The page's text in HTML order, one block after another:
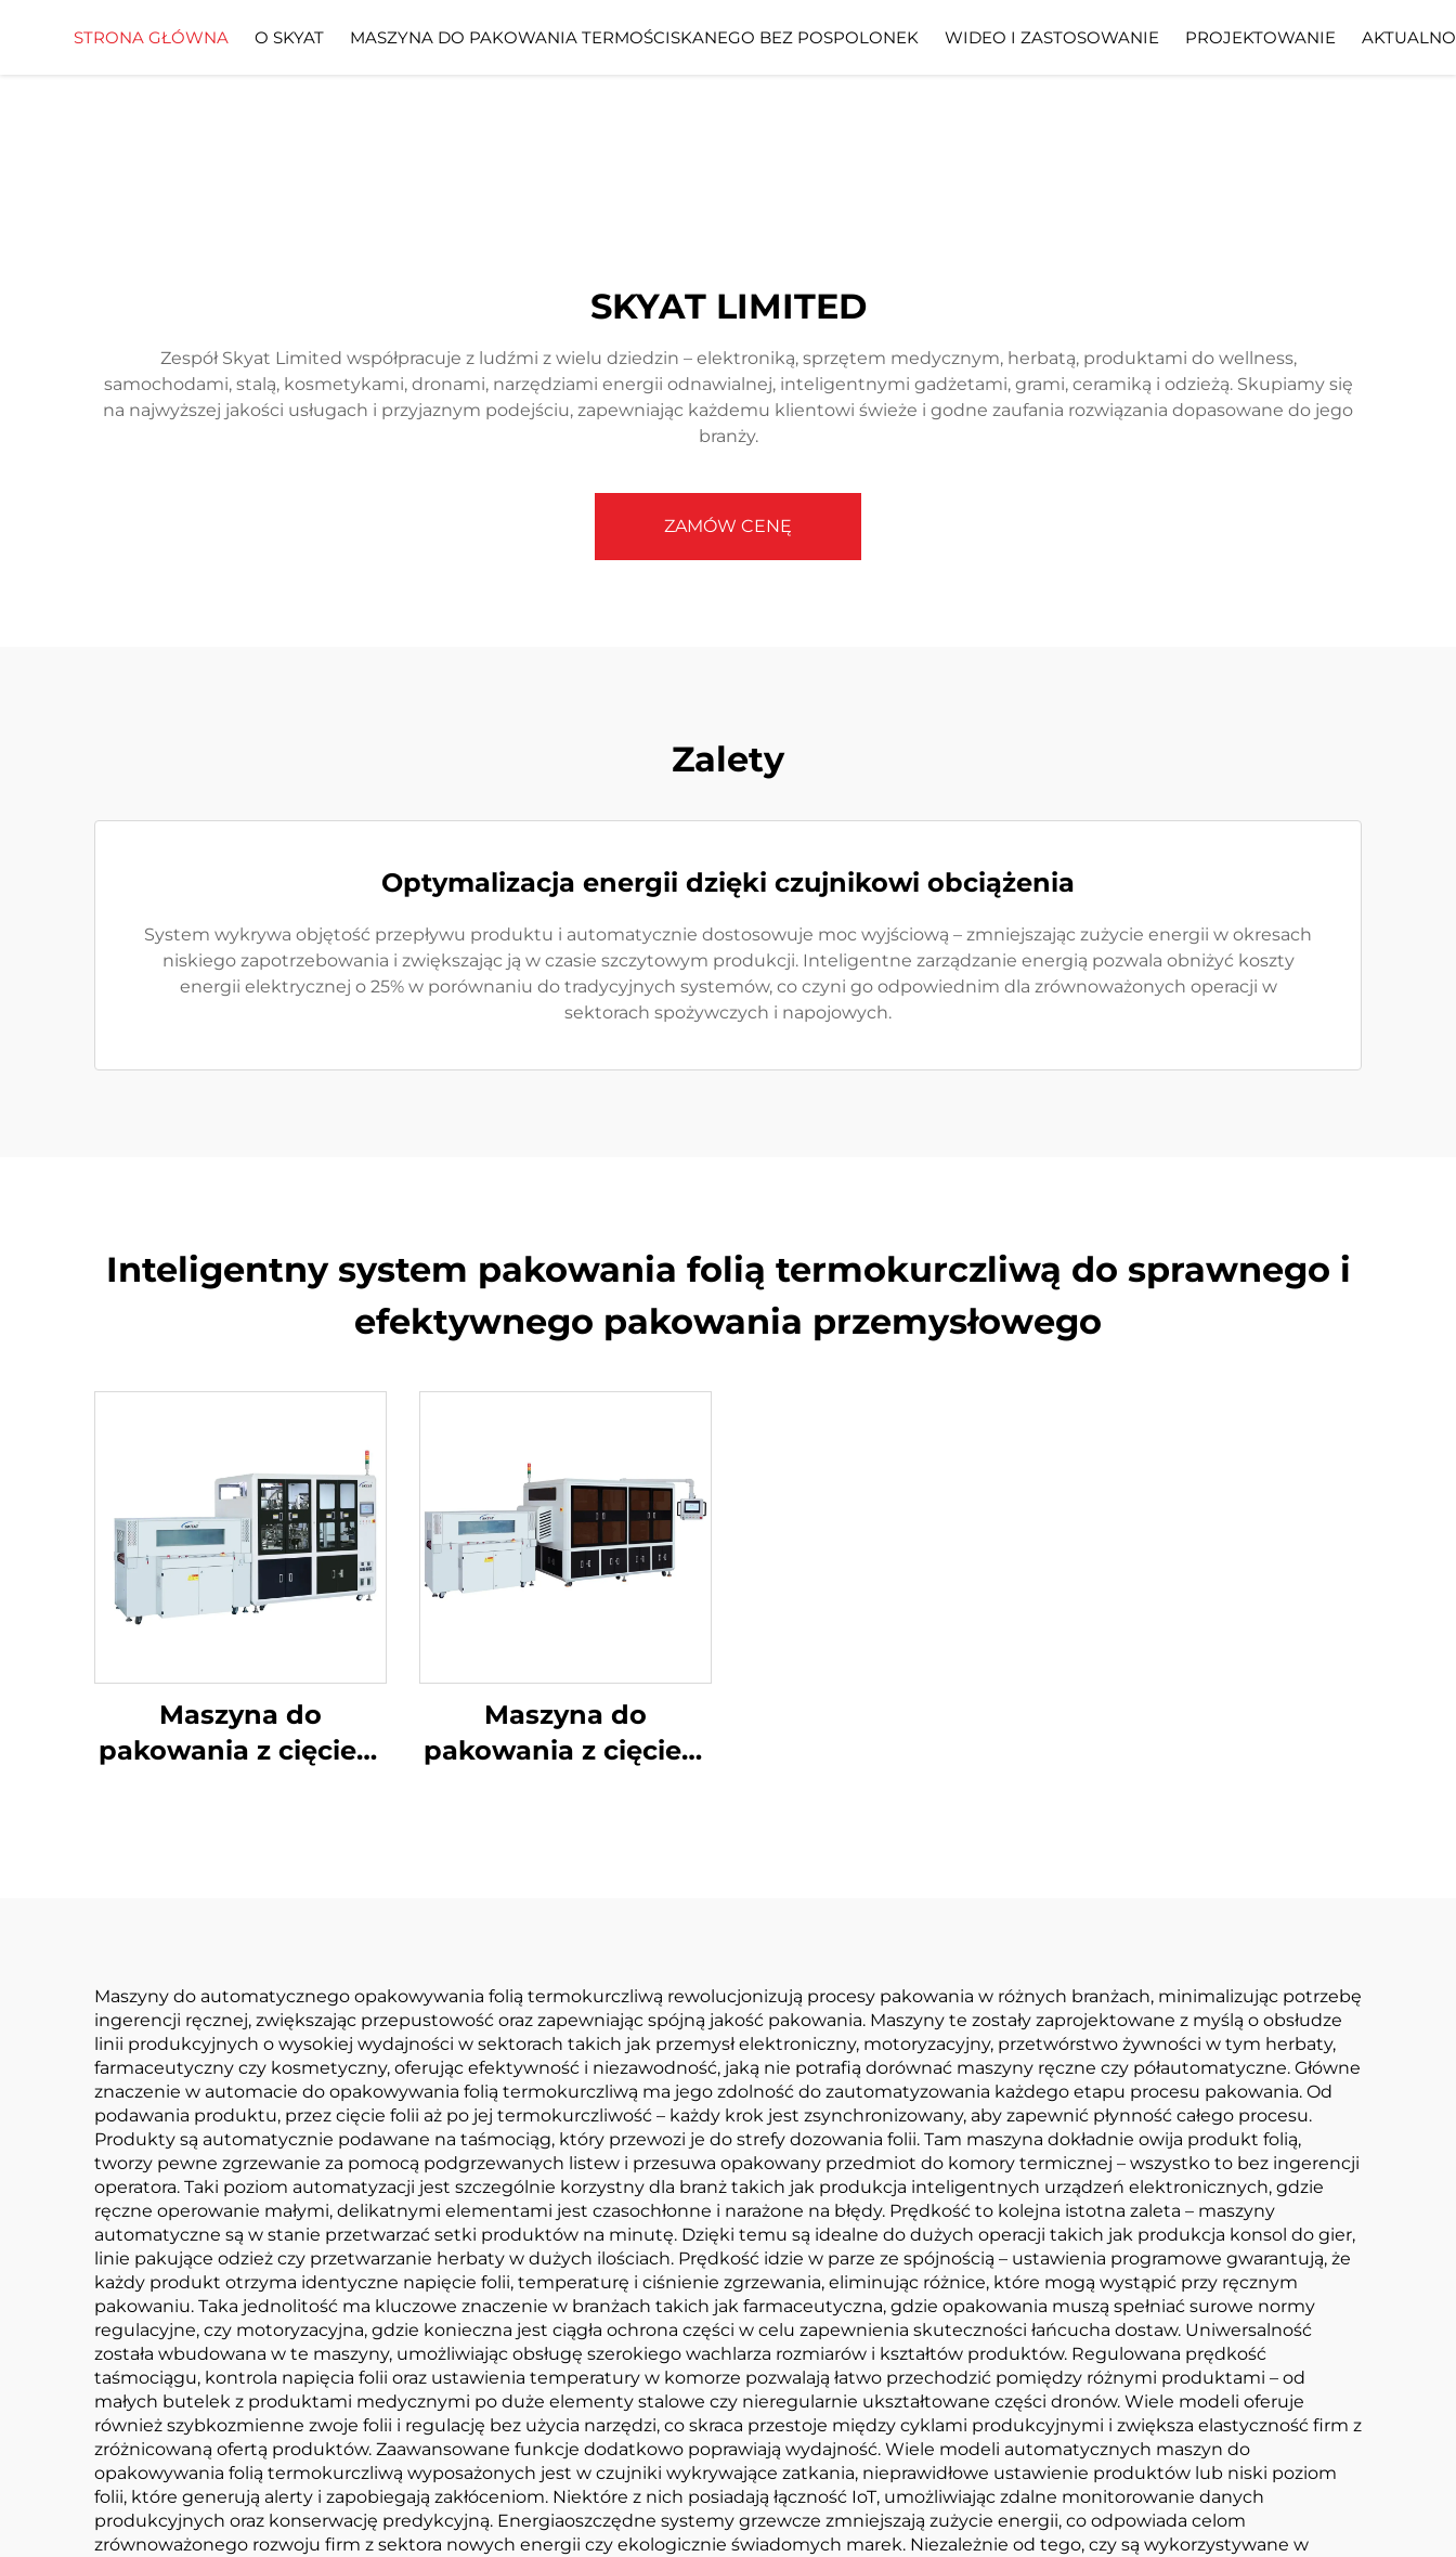
STRONA GŁÓWNA O SKYAT MASZYNA DO PAKOWANIA TERMOŚCISKANEGO BEZ POSPOLONEK WIDEO I ZASTOSOWANIE PROJEKTOWANIE
SKYAT LIMITED
Zespół Skyat Limited współpracuje z ludźmi z wielu dziedzin – elektroniką, sprzętem medycznym, herbatą, produktami do wellness,
samochodami, stalą, kosmetykami, dronami, narzędziami energii odnawialnej, inteligentnymi gadżetami, grami, ceramiką i odzieżą. Skupiamy się
na najwyższej jakości usługach i przyjaznym podejściu, zapewniając każdemu klientowi świeże i godne zaufania rozwiązania dopasowane do jego
branży.
ZAMÓW CENĘ
Zalety
Optymalizacja energii dzięki czujnikowi obciążenia
System wykrywa objętość przepływu produktu i automatycznie dostosowuje moc wyjściową – zmniejszając zużycie energii w okresach
niskiego zapotrzebowania i zwiększając ją w czasie szczytowym produkcji. Inteligentne zarządzanie energią pozwala obniżyć koszty
energii elektrycznej o 25% w porównaniu do tradycyjnych systemów, co czyni go odpowiednim dla zrównoważonych operacji w
sektorach spożywczych i napojowych.
Inteligentny system pakowania folią termokurczliwą do sprawnego i
efektywnego pakowania przemysłowego
Maszyna do
pakowania z cięciem
Maszyna do
pakowania z cięciem
Maszyny do automatycznego opakowywania folią termokurczliwą rewolucjonizują procesy pakowania w różnych branżach, minimalizując potrzebę
ingerencji ręcznej, zwiększając przepustowość oraz zapewniając spójną jakość pakowania. Maszyny te zostały zaprojektowane z myślą o obsłudze
linii produkcyjnych o wysokiej wydajności w sektorach takich jak przemysł elektroniczny, motoryzacyjny, przetwórstwo żywności w tym herbaty,
farmaceutyczny czy kosmetyczny, oferując efektywność i niezawodność, jaką nie potrafią dorównać maszyny ręczne czy półautomatyczne. Główne
znaczenie w automacie do opakowywania folią termokurczliwą ma jego zdolność do zautomatyzowania każdego etapu procesu pakowania. Od
podawania produktu, przez cięcie folii aż po jej termokurczliwość – każdy krok jest zsynchronizowany, aby zapewnić płynność całego procesu.
Produkty są automatycznie podawane na taśmociąg, który przewozi je do strefy dozowania folii. Tam maszyna dokładnie owija produkt folią,
tworzy pewne zgrzewanie za pomocą podgrzewanych listew i przesuwa opakowany przedmiot do komory termicznej – wszystko to bez ingerencji
operatora. Taki poziom automatyzacji jest szczególnie korzystny dla branż takich jak produkcja inteligentnych urządzeń elektronicznych, gdzie
ręczne operowanie małymi, delikatnymi elementami jest czasochłonne i narażone na błędy. Prędkość to kolejna istotna zaleta – maszyny
automatyczne są w stanie przetwarzać setki produktów na minutę. Dzięki temu są idealne do dużych operacji takich jak produkcja konsol do gier,
linie pakujące odzież czy przetwarzanie herbaty w dużych ilościach. Prędkość idzie w parze ze spójnością – ustawienia programowe gwarantują, że
każdy produkt otrzyma identyczne napięcie folii, temperaturę i ciśnienie zgrzewania, eliminując różnice, które mogą wystąpić przy ręcznym
pakowaniu. Taka jednolitość ma kluczowe znaczenie w branżach takich jak farmaceutyczna, gdzie opakowania muszą spełniać surowe normy
regulacyjne, czy motoryzacyjna, gdzie konieczna jest ciągła ochrona części w celu zapewnienia skuteczności łańcucha dostaw. Uniwersalność
została wbudowana w te maszyny, umożliwiając obsługę szerokiego wachlarza rozmiarów i kształtów produktów. Regulowana prędkość
taśmociągu, kontrola napięcia folii oraz ustawienia temperatury w komorze pozwalają łatwo przechodzić pomiędzy różnymi produktami – od
małych butelek z produktami medycznymi po duże elementy stalowe czy nieregularnie ukształtowane części dronów. Wiele modeli oferuje
również szybkozmienne zwoje folii i regulację bez użycia narzędzi, co skraca przestoje między cyklami produkcyjnymi i zwiększa elastyczność firm z
zróżnicowaną ofertą produktów. Zaawansowane funkcje dodatkowo poprawiają wydajność. Wiele modeli automatycznych maszyn do
opakowywania folią termokurczliwą wyposażonych jest w czujniki wykrywające zatkania, nieprawidłowe ustawienie produktów lub niski poziom
folii, które generują alerty i zapobiegają zakłóceniom. Niektóre z nich posiadają łączność IoT, umożliwiając zdalne monitorowanie danych
produkcyjnych oraz konserwację predykcyjną. Energiaoszczędne systemy grzewcze zmniejszają zużycie energii, co odpowiada celom
zrównoważonego rozwoju firm z sektora nowych energii czy ekologicznie świadomych marek. Niezależnie od tego, czy są wykorzystywane w